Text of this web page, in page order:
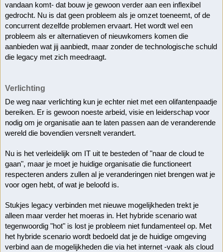
vandaan komt- dat bouw je gewoon verder aan een inflexibel
gedrocht. Nu is dat geen probleem als je omzet toeneemt, of de
concurrent dezelfde problemen ervaart. Het wordt wel een
probleem als er alternatieven of nieuwkomers komen die
aanbieden wat jij aanbiedt, maar zonder de technologische schuld
die legacy met zich meedraagt.
Verlichting
De weg naar verlichting kun je echter niet met een olifantenpaadje
bereiken. Er is gewoon noeste arbeid, visie en leiderschap voor
nodig om je organisatie aan te laten passen aan de veranderende
wereld die bovendien versnelt verandert.
Nu is het verleidelijk om IT uit te besteden of "naar de cloud te
gaan", maar je moet je huidige organisatie die functioneert
respecteren anders zullen al je veranderingen niet brengen wat je
voor ogen hebt, of wat je beloofd is.
Stukjes legacy verbinden met nieuwe mogelijkheden trekt je
alleen maar verder het moeras in. Het hybride scenario wat
tegenwoordig "hot" is lost je probleem niet fundamenteel op. Met
het hybride scenario wordt bedoeld dat je de huidige omgeving
verbind aan de mogelijkheden die via het internet -vaak als cloud